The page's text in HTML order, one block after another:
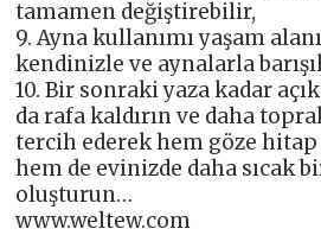
tamamen değiştirebilir,
9. Ayna kullanımı yaşam
kendinizle ve aynalarla
10. Bir sonraki yaza kadar
da rafa kaldırın ve daha
tercih ederek hem göze
hem de evinizde daha sıcak
oluşturun…
www.weltew.com